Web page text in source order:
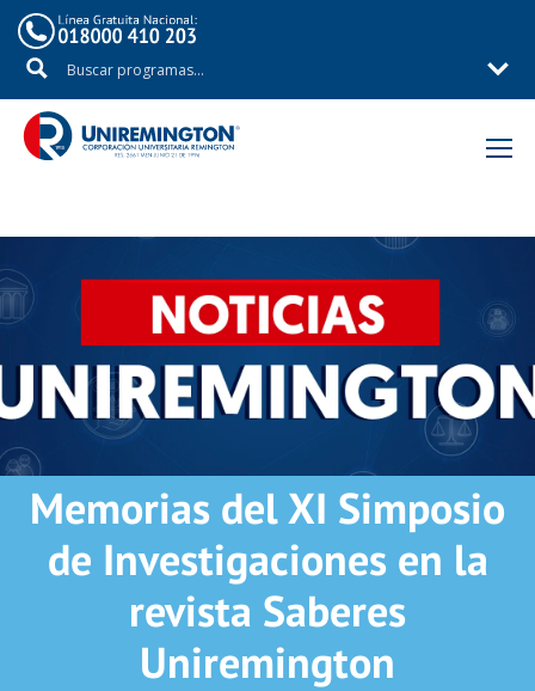
Inicio Noticias
Memorias del XI Simposio
de Investigaciones en la
revista Saberes
Uniremington